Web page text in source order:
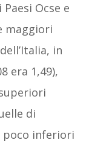
Ocse e
maggiori
in
era 1,49),
di
poco inferiori